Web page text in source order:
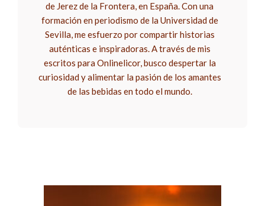
de Jerez de la Frontera, en España. Con una
formación en periodismo de la Universidad de
Sevilla, me esfuerzo por compartir historias
auténticas e inspiradoras. A través de mis
escritos para Onlinelicor, busco despertar la
curiosidad y alimentar la pasión de los amantes
de las bebidas en todo el mundo.